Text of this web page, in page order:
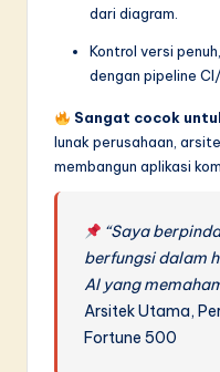
dari diagram.
Kontrol versi
dengan pipeline
Sangat cocok
lunak perusahaan,
membangun aplikasi
“Saya
berfungsi dalam
AI yang
Arsitek Utama,
Fortune 500